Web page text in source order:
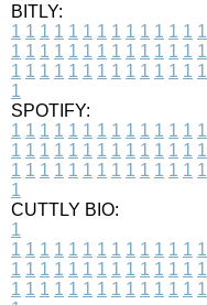
BITLY:
1 1 1 1 1 1 1 1 1 1 1 1 1 1
1 1 1 1 1 1 1 1 1 1 1 1 1 1
1 1 1 1 1 1 1 1 1 1 1 1 1 1
1
SPOTIFY:
1 1 1 1 1 1 1 1 1 1 1 1 1 1
1 1 1 1 1 1 1 1 1 1 1 1 1 1
1 1 1 1 1 1 1 1 1 1 1 1 1 1
1
CUTTLY BIO:
1
1 1 1 1 1 1 1 1 1 1 1 1 1 1
1 1 1 1 1 1 1 1 1 1 1 1 1 1
1 1 1 1 1 1 1 1 1 1 1 1 1 1